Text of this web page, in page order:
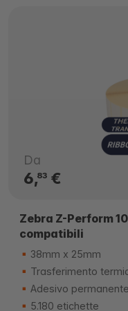
Da
6,83€
Zebra Z-Perform
compatibili
38mm x 25mm
Trasferimento
Adesivo permanente
5.180 etichette